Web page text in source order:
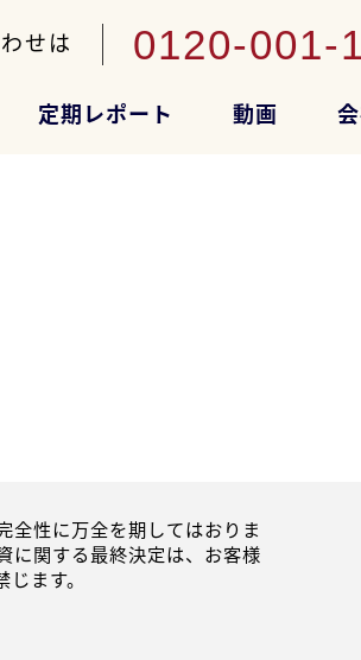
せは 0120-001-
定期レポート 動画
全性に万全を期してはおりま
に関する最終決定は、お客様
ます。